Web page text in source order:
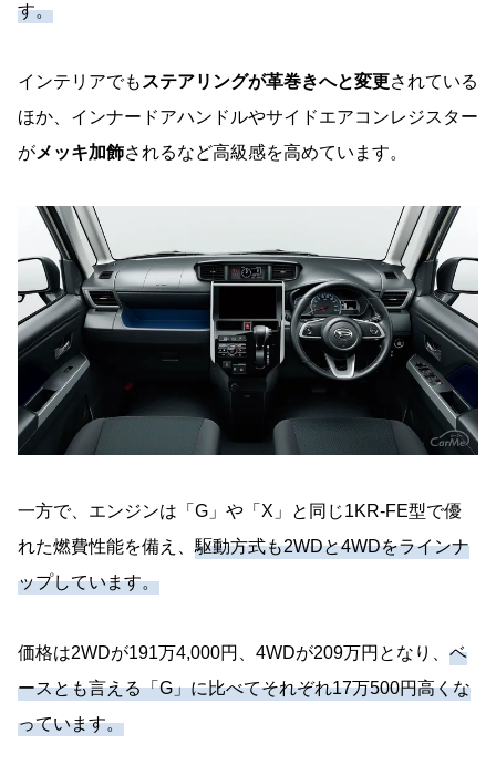
す。
インテリアでも ステアリングが革巻きへと変更されている
ほか、インナードアハンドルやサイドエアコンレジスター
がメッキ加飾されるなど高級感を高めています。
一方で、エンジンは「G」や「X」と同じ1KR-FE型で優
れた燃費性能を備え、 駆動方式も2WDと4WDをラインナ
ップしています。
価格は2WDが191万4,000円、4WDが209万円となり、 ベ
ースとも言える「G」に比べてそれぞれ17万500円高くな
っています。